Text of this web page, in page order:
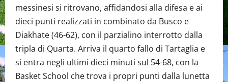
messinesi si ritrovano, affidandosi alla difesa e ai
dieci punti realizzati in combinato da Busco e
Diakhate (46-62), con il parzialino interrotto dalla
tripla di Quarta. Arriva il quarto fallo di Tartaglia e
si entra negli ultimi dieci minuti sul 54-68, con la
Basket School che trova i propri punti dalla lunetta